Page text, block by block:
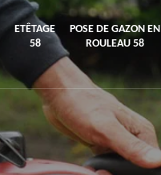
ETÊTAGE
58
POSE DE GAZON EN
ROULEAU 58